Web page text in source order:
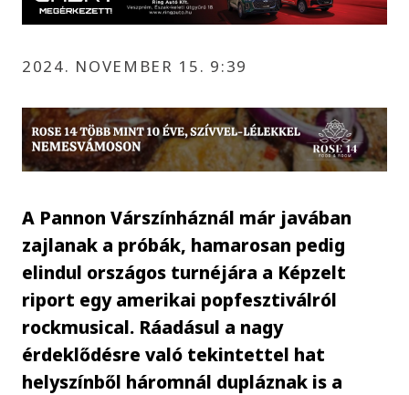
2024. NOVEMBER 15. 9:39
A Pannon Várszínháznál már javában
zajlanak a próbák, hamarosan pedig
elindul országos turnéjára a Képzelt
riport egy amerikai popfesztiválról
rockmusical. Ráadásul a nagy
érdeklődésre való tekintettel hat
helyszínből háromnál dupláznak is a